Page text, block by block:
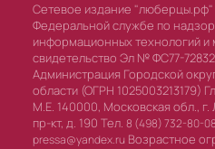
Сетевое издание "люберцы.рф"
Федеральной службе по
информационных технологий и
свидетельство Эл № ФС77-
Администрация Городской
области (ОГРН 1025003213179)
М.Е. 140000, Московская обл.,
пр-кт, д. 190 Тел. 8 (498) 732-80-
pressa@yandex.ru Возрастное